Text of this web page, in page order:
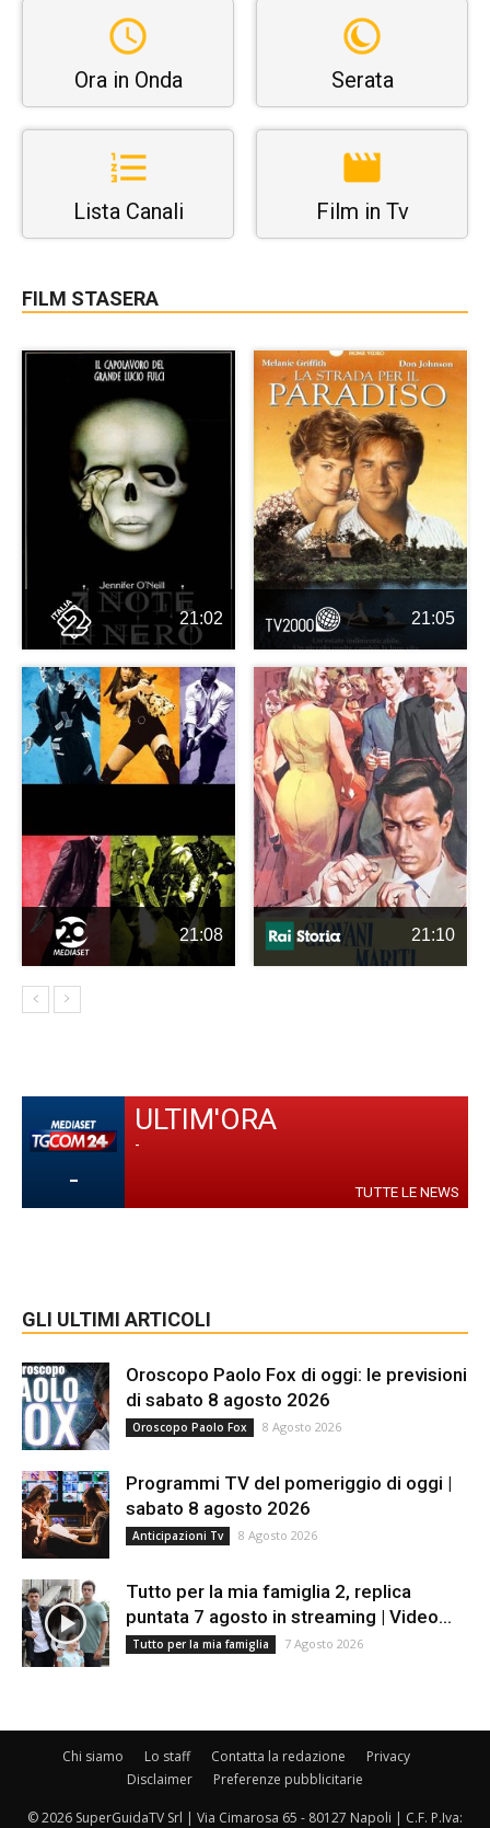
Ora in Onda Serata
Lista Canali Film in Tv
FILM STASERA
21:02 21:05
21:08 21:10
-
ULTIM'ORA
-
TUTTE LE NEWS
GLI ULTIMI ARTICOLI
Oroscopo Paolo Fox di oggi: le previsioni
di sabato 8 agosto 2026
Oroscopo Paolo Fox 8 Agosto 2026
Programmi TV del pomeriggio di oggi |
sabato 8 agosto 2026
Anticipazioni Tv 8 Agosto 2026
Tutto per la mia famiglia 2, replica
puntata 7 agosto in streaming | Video...
Tutto per la mia famiglia 7 Agosto 2026
Chi siamo Lo staff Contatta la redazione
Privacy
Disclaimer
Preferenze pubblicitarie
© 2026 SuperGuidaTV Srl | Via Cimarosa 65 - 80127 Napoli | C.F. P.Iva: